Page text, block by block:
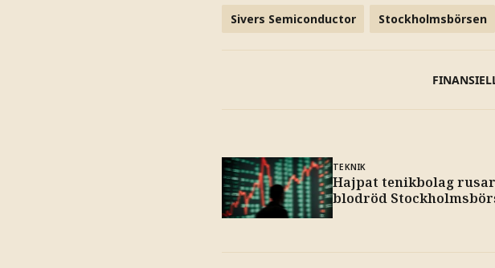
Sivers Semiconductor Stockholmsbörsen
TEKNIK
Hajpat tenikbolag
blodröd